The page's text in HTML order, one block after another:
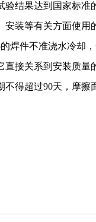
结果达到国家标准
装等有关方面使用
焊件不准浇水冷却
接关系到安装质量
得超过90天，摩擦